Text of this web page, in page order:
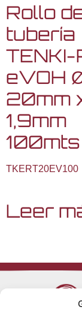
Rollo
tubería
eVOH
20mm
1,9mm
100mts
TKERT20EV100
Leer